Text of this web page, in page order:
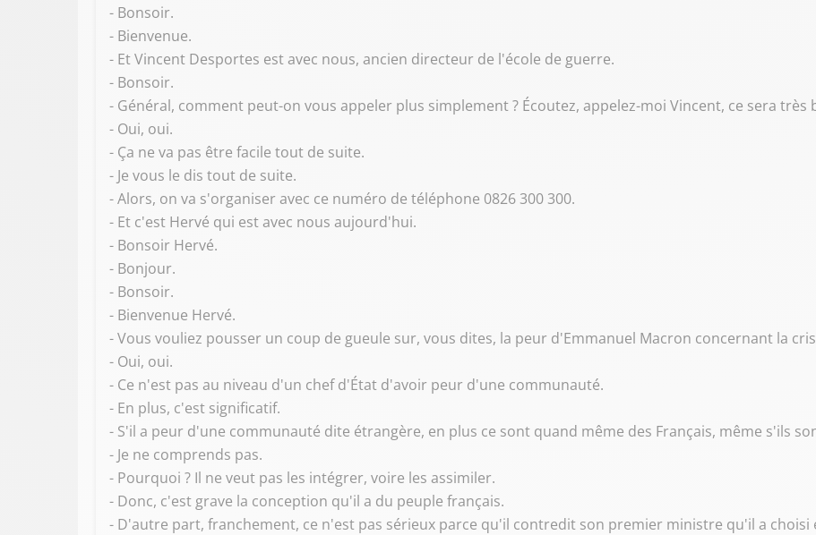
- Bonsoir.
- Bienvenue.
- Et Vincent Desportes est avec nous, ancien directeur de l'école de guerre.
- Bonsoir.
- Général, comment peut-on vous appeler plus simplement ? Écoutez, appelez-moi Vincent, ce sera très
- Oui, oui.
- Ça ne va pas être facile tout de suite.
- Je vous le dis tout de suite.
- Alors, on va s'organiser avec ce numéro de téléphone 0826 300 300.
- Et c'est Hervé qui est avec nous aujourd'hui.
- Bonsoir Hervé.
- Bonjour.
- Bonsoir.
- Bienvenue Hervé.
- Vous vouliez pousser un coup de gueule sur, vous dites, la peur d'Emmanuel Macron concernant la
- Oui, oui.
- Ce n'est pas au niveau d'un chef d'État d'avoir peur d'une communauté.
- En plus, c'est significatif.
- S'il a peur d'une communauté dite étrangère, en plus ce sont quand même des Français, même s'ils
- Je ne comprends pas.
- Pourquoi ? Il ne veut pas les intégrer, voire les assimiler.
- Donc, c'est grave la conception qu'il a du peuple français.
- D'autre part, franchement, ce n'est pas sérieux parce qu'il contredit son premier ministre qu'il a